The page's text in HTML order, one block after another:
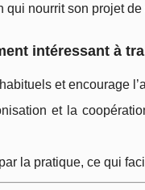
nourrit son projet
intéressant à
et encourage
et la
la pratique, ce qui